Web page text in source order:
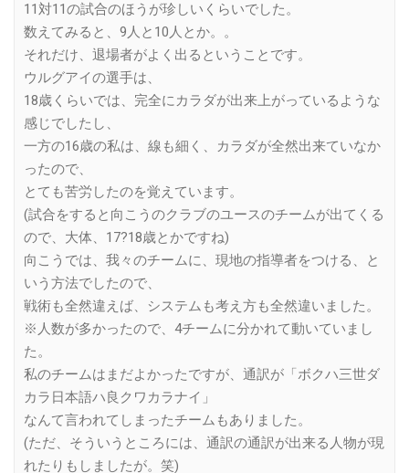
11対11の試合のほうが珍しいくらいでした。
数えてみると、9人と10人とか。。
それだけ、退場者がよく出るということです。
ウルグアイの選手は、
18歳くらいでは、完全にカラダが出来上がっているような
感じでしたし、
一方の16歳の私は、線も細く、カラダが全然出来ていなか
ったので、
とても苦労したのを覚えています。
(試合をすると向こうのクラブのユースのチームが出てくる
ので、大体、17?18歳とかですね)
向こうでは、我々のチームに、現地の指導者をつける、と
いう方法でしたので、
戦術も全然違えば、システムも考え方も全然違いました。
※人数が多かったので、4チームに分かれて動いていまし
た。
私のチームはまだよかったですが、通訳が「ボクハ三世ダ
カラ日本語ハ良クワカラナイ」
なんて言われてしまったチームもありました。
(ただ、そういうところには、通訳の通訳が出来る人物が現
れたりもしましたが。笑)